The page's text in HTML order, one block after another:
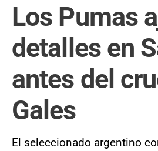
Los Pumas
detalles en
antes del
Gales
El seleccionado argentino